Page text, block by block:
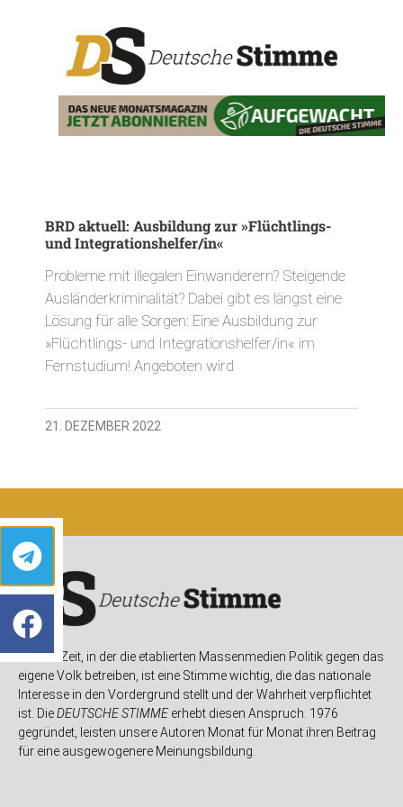
BRD aktuell: Ausbildung zur »Flüchtlings-
und Integrationshelfer/in«
Probleme mit illegalen Einwanderern? Steigende
Ausländerkriminalität? Dabei gibt es längst eine
Lösung für alle Sorgen: Eine Ausbildung zur
»Flüchtlings- und Integrationshelfer/in« im
Fernstudium! Angeboten wird
21. DEZEMBER 2022
In einer Zeit, in der die etablierten Massenmedien Politik gegen das
eigene Volk betreiben, ist eine Stimme wichtig, die das nationale
Interesse in den Vordergrund stellt und der Wahrheit verpflichtet
ist. DieDEUTSCHE STIMMEerhebt diesen Anspruch. 1976
gegründet, leisten unsere Autoren Monat für Monat ihren Beitrag
für eine ausgewogenere Meinungsbildung.